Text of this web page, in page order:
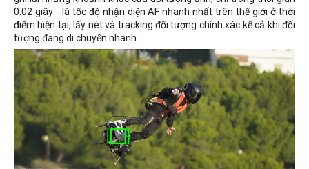
0.02 giây - là tốc độ nhận diện AF nhanh nhất trên thế giới ở thời
điểm hiện tại, lấy nét và tracking đối tượng chính xác kể cả khi đối
tượng đang di chuyển nhanh.